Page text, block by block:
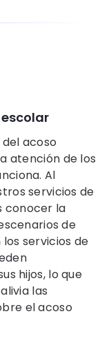
acoso
atención de los
Al
servicios de
conocer la
de
servicios de
hijos, lo que
las
el acoso